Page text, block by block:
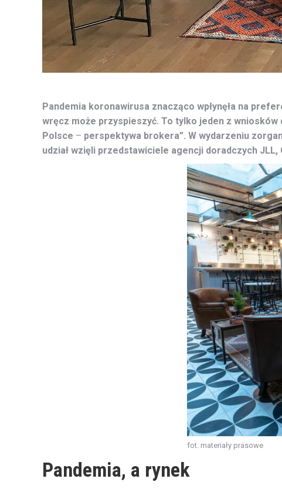
Pandemia koronawirusa znacząco wpłynęła na
wręcz może przyspieszyć. To tylko jeden z wniosków
Polsce – perspektywa brokera”. W wydarzeniu
udział wzięli przedstawiciele agencji doradczych
fot. materiały prasowe
Pandemia, a rynek